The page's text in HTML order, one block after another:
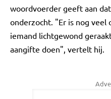
woordvoerder geeft aan
onderzocht. "Er is nog veel
iemand lichtgewond
aangifte doen", vertelt hij.